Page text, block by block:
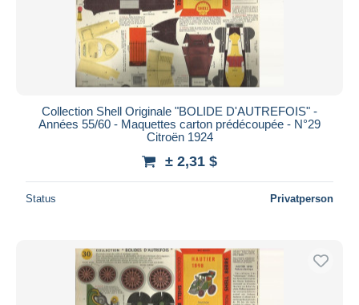
Collection Shell Originale "BOLIDE D'AUTREFOIS" -
Années 55/60 - Maquettes carton prédécoupée - N°29
Citroën 1924
± 2,31 $
Status Privatperson